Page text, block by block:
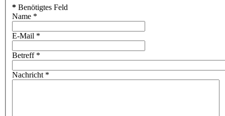
* Benötigtes Feld
Name *
E-Mail *
Betreff*
Nachricht *